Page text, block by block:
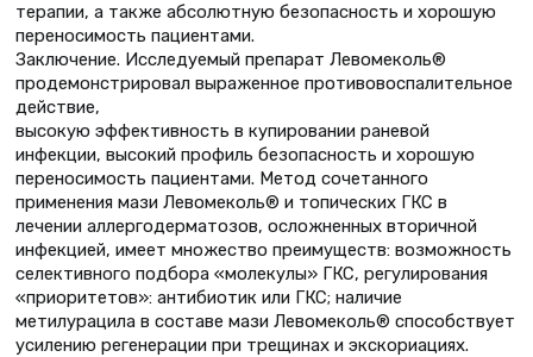
терапии, а также абсолютную безопасность и хорошую
переносимость пациентами.
Заключение. Исследуемый препарат Левомеколь®
продемонстрировал выраженное противовоспалительное
действие,
высокую эффективность в купировании раневой
инфекции, высокий профиль безопасность и хорошую
переносимость пациентами. Метод сочетанного
применения мази Левомеколь® и топических ГКС в
лечении аллергодерматозов, осложненных вторичной
инфекцией, имеет множество преимуществ: возможность
селективного подбора «молекулы» ГКС, регулирования
«приоритетов»: антибиотик или ГКС; наличие
метилурацила в составе мази Левомеколь® способствует
усилению регенерации при трещинах и экскориациях.